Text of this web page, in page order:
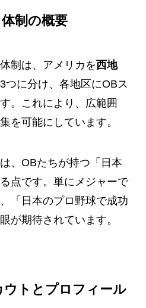
制の概要
制は、アメリカを西地
つに分け、各地区にOBス
。これにより、広範囲
を可能にしています。
、OBたちが持つ「日本
点です。単にメジャーで
「日本のプロ野球で成功
が期待されています。
ウトとプロフィール